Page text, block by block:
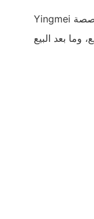
Yingmei لديها مصنعها الخاص مع أكثر من 20 عامًا من الخبرة، وتقدم تصميمات مخصصة